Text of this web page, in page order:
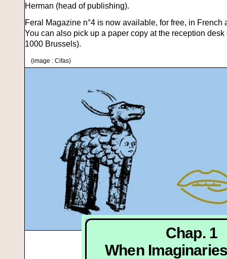
Herman (head of publishing).
Feral Magazine n°4 is now available, for free, in
You can also pick up a paper copy at the reception
1000 Brussels).
(image : Cifas)
Chap. 1
When